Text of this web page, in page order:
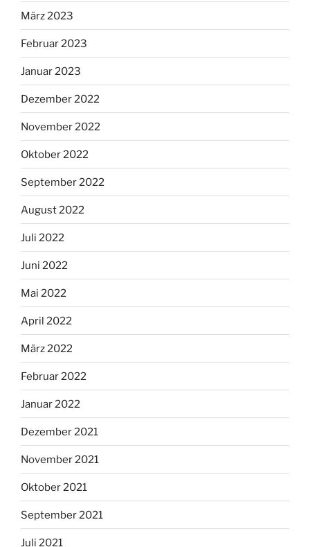
März 2023
Februar 2023
Januar 2023
Dezember 2022
November 2022
Oktober 2022
September 2022
August 2022
Juli 2022
Juni 2022
Mai 2022
April 2022
März 2022
Februar 2022
Januar 2022
Dezember 2021
November 2021
Oktober 2021
September 2021
Juli 2021